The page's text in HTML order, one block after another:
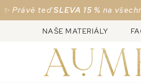
Prejsť
na
teďSLEVA 15 %na všechny
NAŠE MATERIÁLY